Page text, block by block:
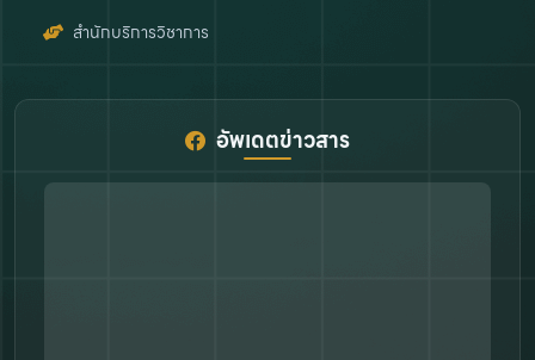
สำนักบริการวิชาการ
อัพเดตข่าวสาร